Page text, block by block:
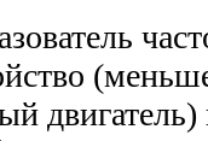
двигатель)